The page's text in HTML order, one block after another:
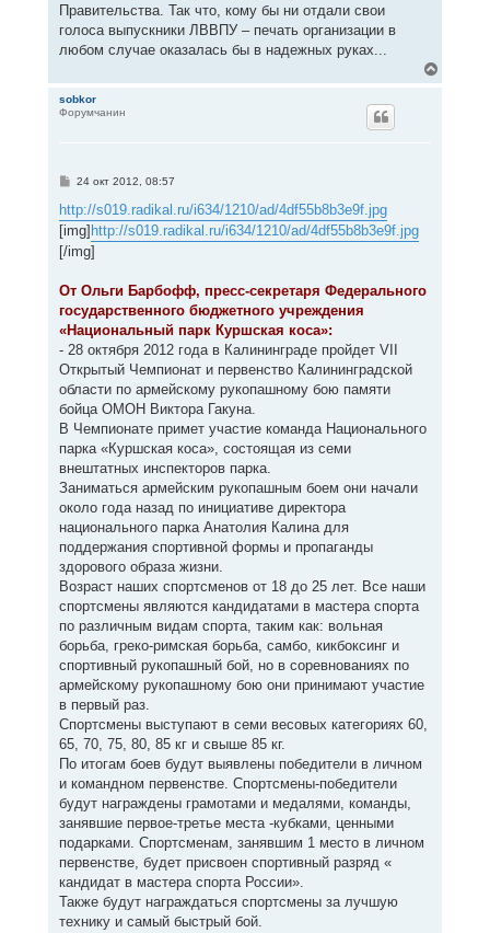
Правительства. Так что, кому бы ни отдали свои
голоса выпускники ЛВВПУ – печать организации в
любом случае оказалась бы в надежных руках...
е
sobkor
Форумчанин
С
о
б
щ
н
24 окт 2012, 08:57
http://s019.radikal.ru/i634/1210/ad/4df55b8b3e9f.jpg
[img] http://s019.radikal.ru/i634/1210/ad/4df55b8b3e9f.jpg
[/img]
От Ольги Барбофф, пресс-секретаря Федерального
государственного бюджетного учреждения
«Национальный парк Куршская коса»:
- 28 октября 2012 года в Калининграде пройдет VII
Открытый Чемпионат и первенство Калининградской
области по армейскому рукопашному бою памяти
бойца ОМОН Виктора Гакуна.
В Чемпионате примет участие команда Национального
парка «Куршская коса», состоящая из семи
внештатных инспекторов парка.
Заниматься армейским рукопашным боем они начали
около года назад по инициативе директора
национального парка Анатолия Калина для
поддержания спортивной формы и пропаганды
здорового образа жизни.
Возраст наших спортсменов от 18 до 25 лет. Все наши
спортсмены являются кандидатами в мастера спорта
по различным видам спорта, таким как: вольная
борьба, греко-римская борьба, самбо, кикбоксинг и
спортивный рукопашный бой, но в соревнованиях по
армейскому рукопашному бою они принимают участие
в первый раз.
Спортсмены выступают в семи весовых категориях 60,
65, 70, 75, 80, 85 кг и свыше 85 кг.
По итогам боев будут выявлены победители в личном
и командном первенстве. Спортсмены-победители
будут награждены грамотами и медалями, команды,
занявшие первое-третье места -кубками, ценными
подарками. Спортсменам, занявшим 1 место в личном
первенстве, будет присвоен спортивный разряд «
кандидат в мастера спорта России».
Также будут награждаться спортсмены за лучшую
технику и самый быстрый бой.